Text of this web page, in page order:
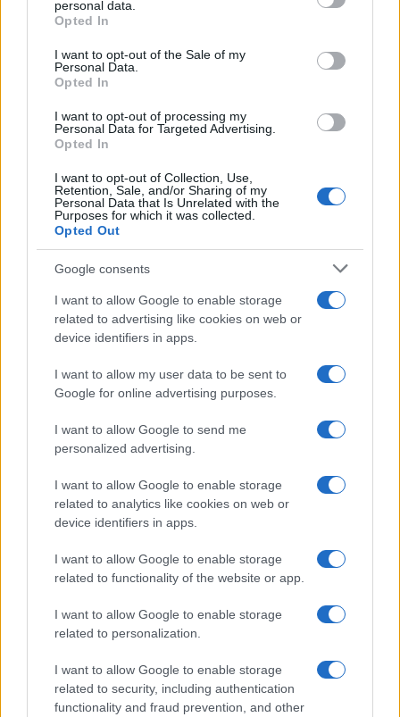
grant or deny consent to Google and its third-party tags to
use your data for below specified purposes in below Google
consent section.
personal data.
Opted In
I want to opt-out of the Sale of my
Personal Data.
Opted In
I want to opt-out of processing my
Personal Data for Targeted Advertising.
Opted In
I want to opt-out of Collection, Use,
Retention, Sale, and/or Sharing of my
Personal Data that Is Unrelated with the
Purposes for which it was collected.
Opted Out
Google consents
I want to allow Google to enable storage
related to advertising like cookies on web or
device identifiers in apps.
I want to allow my user data to be sent to
Google for online advertising purposes.
I want to allow Google to send me
personalized advertising.
I want to allow Google to enable storage
related to analytics like cookies on web or
device identifiers in apps.
I want to allow Google to enable storage
related to functionality of the website or app.
I want to allow Google to enable storage
related to personalization.
I want to allow Google to enable storage
related to security, including authentication
functionality and fraud prevention, and other
országokról – az EU, a schengeni övezet és
térségek államairól – szóló figyelmeztetést
egyelőre nem vonják vissza, ebben az ügyben
bevárják az Európai Bizottság javaslatait.
A német kormány március 17-én példa nélküli
módon a világ valamennyi országára utazási
figyelmeztetést adott ki a koronavírus-
járvány miatt. A hazaszállítási műveletben
240 ezer embert mentettek ki.
A koronavírus-járvány előtt a
világbajnokaiként tartották
Az utazásszervező és utazásközvetítő
vállalkozások szövetségéhez (Deutscher
Reiseverband -DRV) tartozó cégek
szolgáltatásait tavaly 55,2 millió ügyfél
vette igénybe. Az utak 73,6 százaléka
külföldi, 26,4 százaléka belföldi volt. A
szervezett és a nem szervezett utakat
milliárd eurót (29 ezer milliárd forint)
költöttek el külföldön.